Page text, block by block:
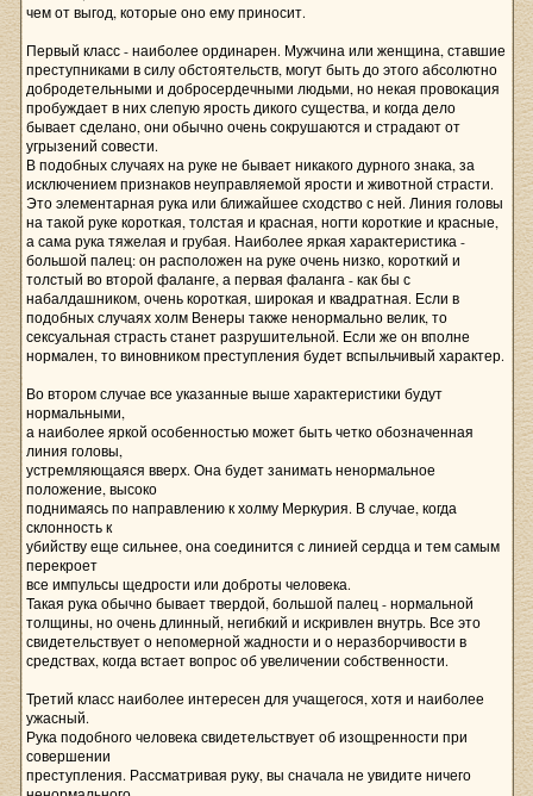
чем от выгод, которые оно ему приносит.
Первый класс - наиболее ординарен. Мужчина или женщина, ставшие
преступниками в силу обстоятельств, могут быть до этого абсолютно
добродетельными и добросердечными людьми, но некая провокация
пробуждает в них слепую ярость дикого существа, и когда дело
бывает сделано, они обычно очень сокрушаются и страдают от
угрызений совести.
В подобных случаях на руке не бывает никакого дурного знака, за
исключением признаков неуправляемой ярости и животной страсти.
Это элементарная рука или ближайшее сходство с ней. Линия головы
на такой руке короткая, толстая и красная, ногти короткие и красные,
а сама рука тяжелая и грубая. Наиболее яркая характеристика -
большой палец: он расположен на руке очень низко, короткий и
толстый во второй фаланге, а первая фаланга - как бы с
набалдашником, очень короткая, широкая и квадратная. Если в
подобных случаях холм Венеры также ненормально велик, то
сексуальная страсть станет разрушительной. Если же он вполне
нормален, то виновником преступления будет вспыльчивый характер.
Во втором случае все указанные выше характеристики будут
нормальными,
а наиболее яркой особенностью может быть четко обозначенная
линия головы,
устремляющаяся вверх. Она будет занимать ненормальное
положение, высоко
поднимаясь по направлению к холму Меркурия. В случае, когда
склонность к
убийству еще сильнее, она соединится с линией сердца и тем самым
перекроет
все импульсы щедрости или доброты человека.
Такая рука обычно бывает твердой, большой палец - нормальной
толщины, но очень длинный, негибкий и искривлен внутрь. Все это
свидетельствует о непомерной жадности и о неразборчивости в
средствах, когда встает вопрос об увеличении собственности.
Третий класс наиболее интересен для учащегося, хотя и наиболее
ужасный.
Рука подобного человека свидетельствует об изощренности при
совершении
преступления. Рассматривая руку, вы сначала не увидите ничего